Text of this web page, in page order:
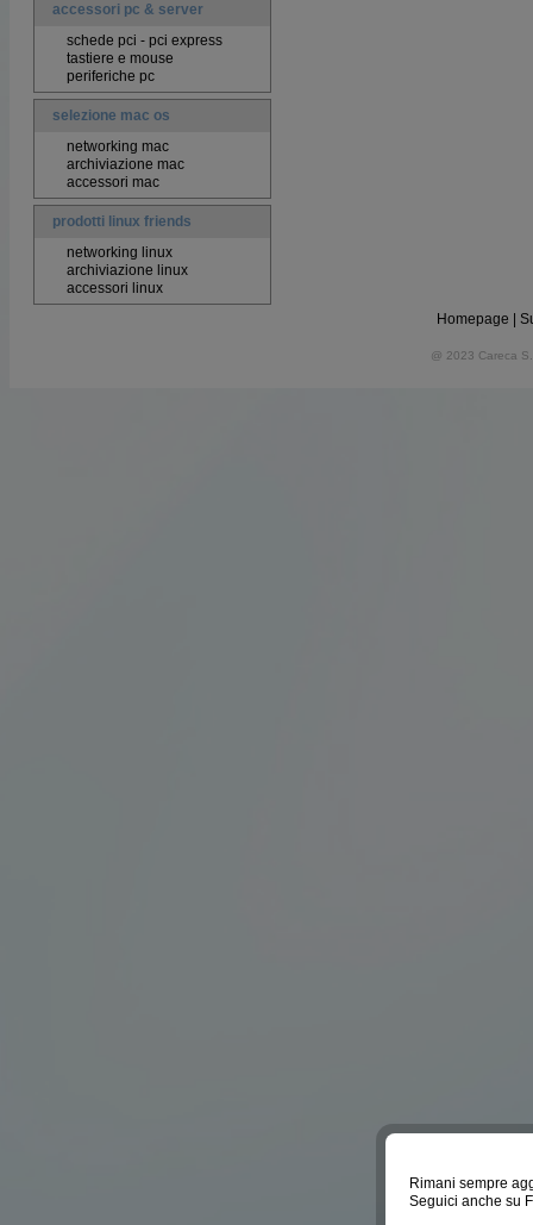
accessori pc & server
schede pci - pci express
tastiere e mouse
periferiche pc
selezione mac os
networking mac
archiviazione mac
accessori mac
prodotti linux friends
networking linux
archiviazione linux
accessori linux
Homepage
@ 2023 Careca
Rimani sempre
Seguici anche su